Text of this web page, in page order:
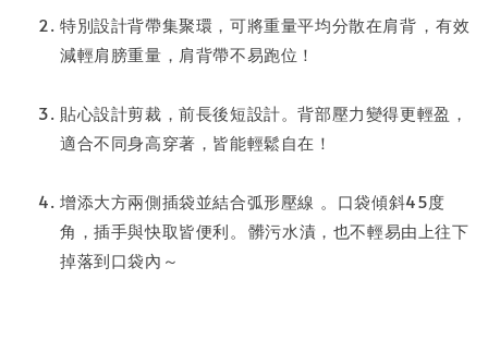
特別設計背帶集聚環，可將重量平均分散在肩背⁣⁣⁣，有效
減輕肩膀重量，肩背帶不易跑位！ ⁣⁣⁣
貼心設計剪裁，前長後短設計。背部壓力變得更輕盈⁣，
適合不同身高穿著，皆能輕鬆自在！
增添大方兩側插袋並結合弧形壓線 ⁣。口袋傾斜45度
角，插手與快取皆便利。⁣⁣髒污水漬，也不輕易由上往下
掉落到口袋內～⁣